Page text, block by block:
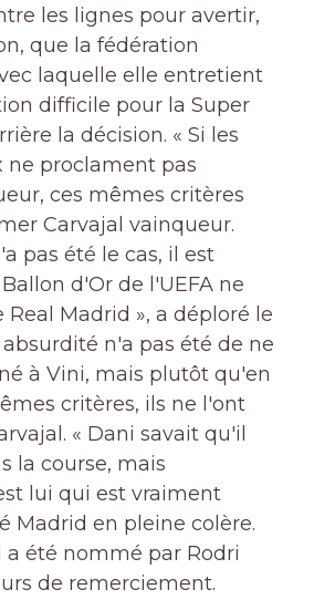
les lignes pour avertir,
que la fédération
laquelle elle entretient
difficile pour la Super
la décision. « Si les
ne proclament pas
ces mêmes critères
Carvajal vainqueur.
pas été le cas, il est
d'Or de l'UEFA ne
Real Madrid », a déploré le
absurdité n'a pas été de ne
à Vini, mais plutôt qu'en
critères, ils ne l'ont
« Dani savait qu'il
la course, mais
lui qui est vraiment
Madrid en pleine colère.
a été nommé par Rodri
de remerciement.